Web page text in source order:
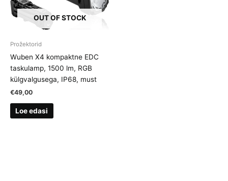
OUT OF STOCK
Prožektorid
Wuben X4 kompaktne EDC
taskulamp, 1500 lm, RGB
külgvalgusega, IP68, must
€49,00
Loe edasi